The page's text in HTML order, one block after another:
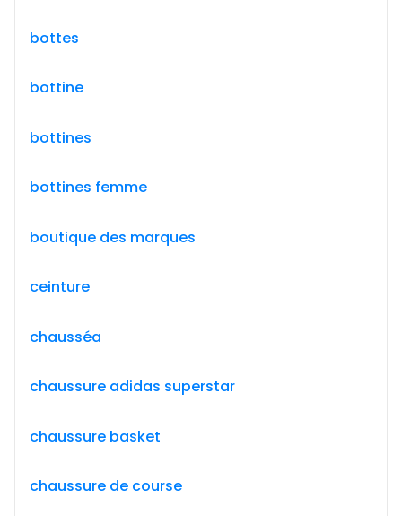
bottes
bottine
bottines
bottines femme
boutique des marques
ceinture
chausséa
chaussure adidas superstar
chaussure basket
chaussure de course